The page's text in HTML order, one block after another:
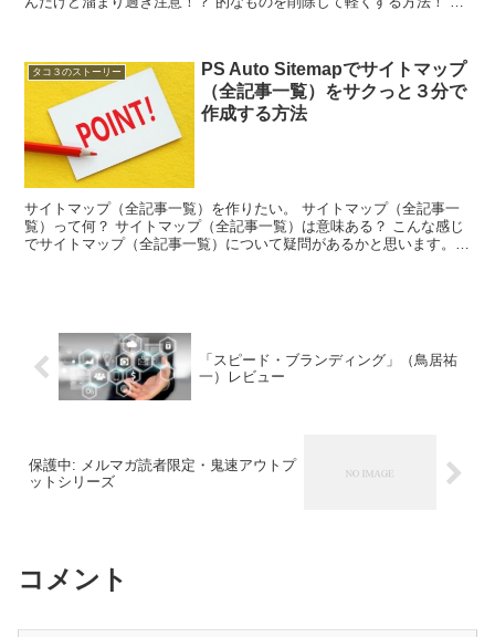
タコ３のストーリー
PS Auto Sitemapでサイトマップ
（全記事一覧）をサクっと３分で
作成する方法
サイトマップ（全記事一覧）を作りたい。 サイトマップ（全記事一
覧）って何？ サイトマップ（全記事一覧）は意味ある？ こんな感じ
でサイトマップ（全記事一覧）について疑問があるかと思います。
「スピード・ブランディング」（鳥居祐
一）レビュー
保護中: メルマガ読者限定・鬼速アウトプ
ットシリーズ
コメント